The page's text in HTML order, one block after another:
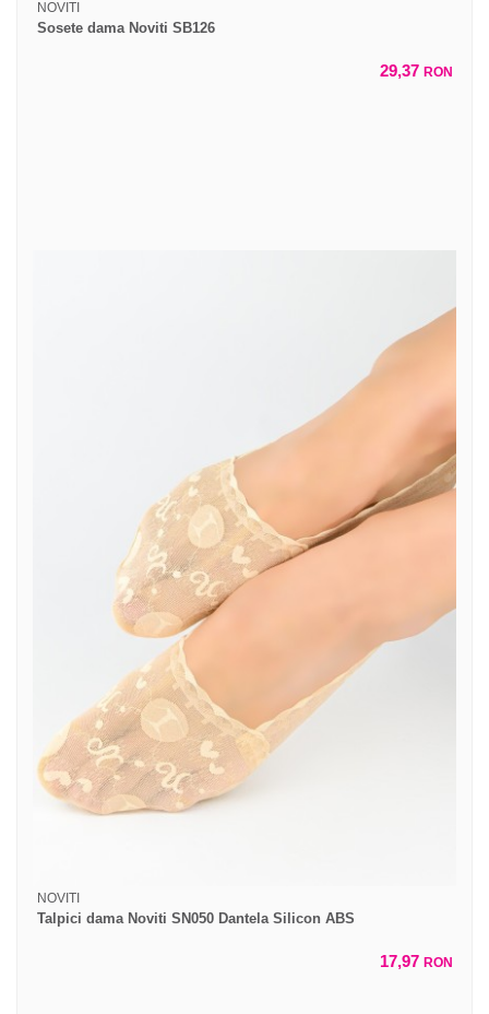
NOVITI
Sosete dama Noviti SB126
29,37 RON
NOVITI
Talpici dama Noviti SN050 Dantela Silicon ABS
17,97 RON